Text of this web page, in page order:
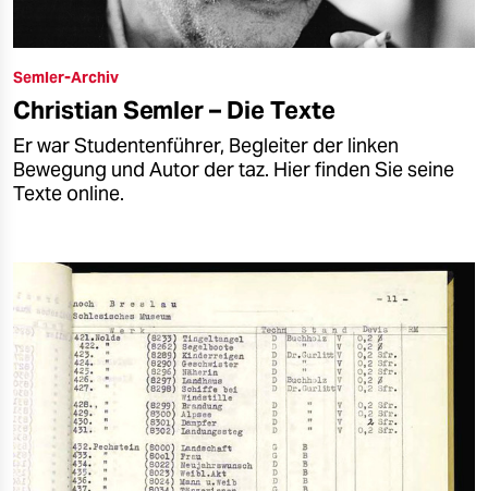
Semler-Archiv
Christian Semler – Die Texte
Er war Studentenführer, Begleiter der linken
Bewegung und Autor der taz. Hier finden Sie seine
Texte online.